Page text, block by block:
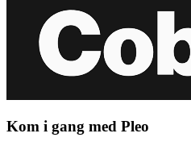
Kom i gang med Pleo